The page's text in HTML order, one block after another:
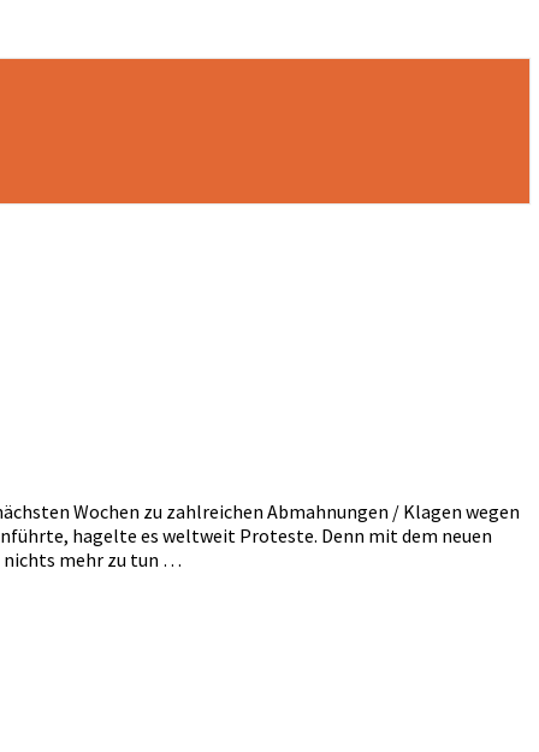
Wochen zu zahlreichen Abmahnungen / Klagen wegen
hagelte es weltweit Proteste. Denn mit dem neuen
nichts mehr zu tun …